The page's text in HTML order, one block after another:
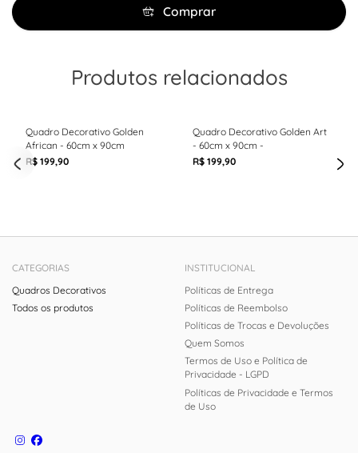
Comprar
Produtos relacionados
Quadro Decorativo Golden
African - 60cm x 90cm
R$ 199,90
Quadro Decorativo Golden Art
- 60cm x 90cm -
R$ 199,90
CATEGORIAS
Quadros Decorativos
Todos os produtos
INSTITUCIONAL
Políticas de Entrega
Políticas de Reembolso
Políticas de Trocas e Devoluções
Quem Somos
Termos de Uso e Política de
Privacidade - LGPD
Políticas de Privacidade e Termos
de Uso